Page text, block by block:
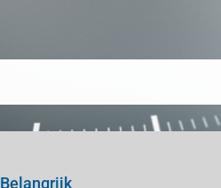
Belangrijk